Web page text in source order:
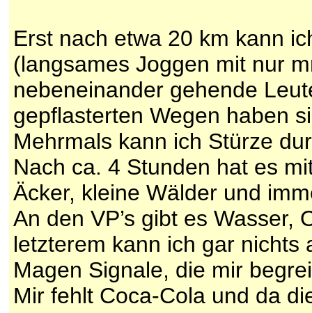
Erst nach etwa 20 km kann
(langsames Joggen mit nur
nebeneinander gehende
gepflasterten Wegen haben
Mehrmals kann ich Stürze
Nach ca. 4 Stunden hat es
Äcker, kleine Wälder und
An den VP’s gibt es
letzterem kann ich gar nichts
Magen Signale, die mir
Mir fehlt Coca-Cola und da